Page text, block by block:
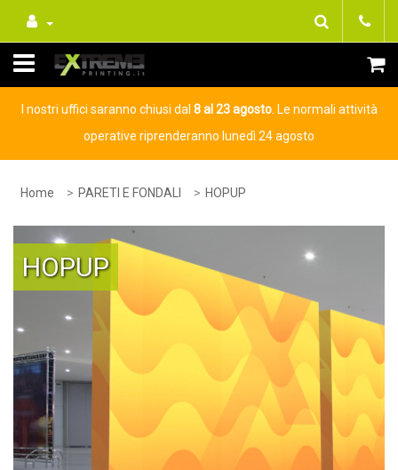
I nostri uffici saranno chiusi dal 8 al 23 agosto. Le normali attività
operative riprenderanno lunedì 24 agosto
Home PARETI E FONDALI HOPUP
HOPUP